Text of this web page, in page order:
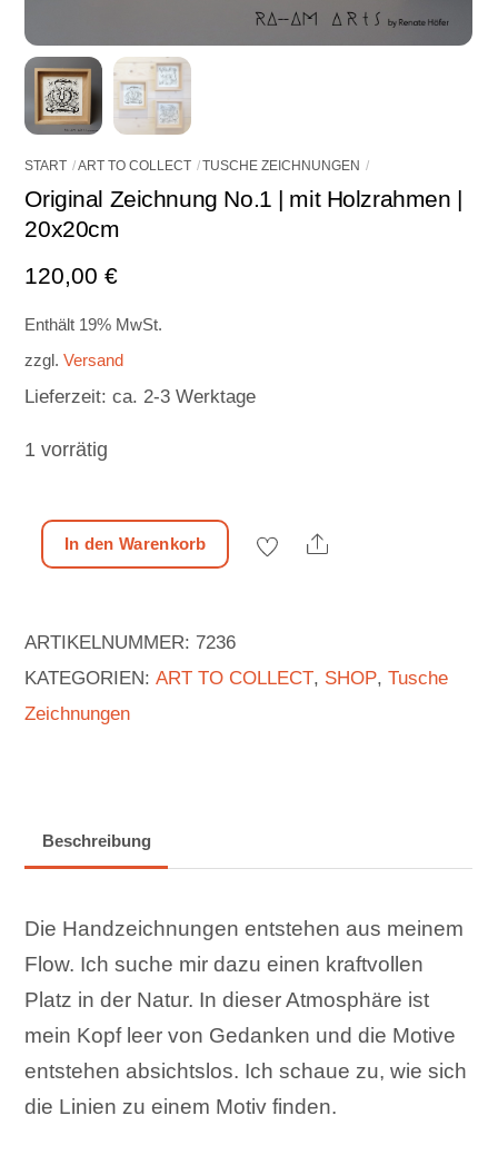
START ART TO COLLECT TUSCHE ZEICHNUNGEN
Original Zeichnung No.1 | mit Holzrahmen |
20x20cm
120,00€
Enthält 19% MwSt.
zzgl.Versand
Lieferzeit: ca. 2-3 Werktage
1 vorrätig
Original
No.1
|
mit
Menge
In den Warenkorb Share
ARTIKELNUMMER: 7236
KATEGORIEN:ART TO COLLECT, SHOP,Tusche
Zeichnungen
Beschreibung
Die Handzeichnungen entstehen aus meinem
Flow. Ich suche mir dazu einen kraftvollen
Platz in der Natur. In dieser Atmosphäre ist
mein Kopf leer von Gedanken und die Motive
entstehen absichtslos. Ich schaue zu, wie sich
die Linien zu einem Motiv finden.